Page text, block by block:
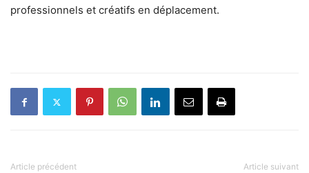
professionnels et créatifs en déplacement.
Article précédent Article suivant